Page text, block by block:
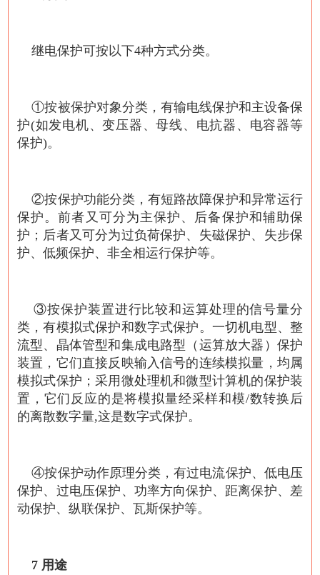
继电保护可按以下4种方式分类。
①按被保护对象分类，有输电线保护和主设备保
护(如发电机、变压器、母线、电抗器、电容器等
保护)。
②按保护功能分类，有短路故障保护和异常运行
保护。前者又可分为主保护、后备保护和辅助保
护；后者又可分为过负荷保护、失磁保护、失步保
护、低频保护、非全相运行保护等。
③按保护装置进行比较和运算处理的信号量分
类，有模拟式保护和数字式保护。一切机电型、整
流型、晶体管型和集成电路型（运算放大器）保护
装置，它们直接反映输入信号的连续模拟量，均属
模拟式保护；采用微处理机和微型计算机的保护装
置，它们反应的是将模拟量经采样和模/数转换后
的离散数字量,这是数字式保护。
④按保护动作原理分类，有过电流保护、低电压
保护、过电压保护、功率方向保护、距离保护、差
动保护、纵联保护、瓦斯保护等。
7 用途